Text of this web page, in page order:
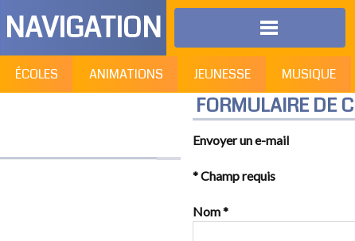
NAVIGATION
ÉCOLES ANIMATIONS JEUNESSE MUSIQUE
FORMULAIRE DE
Envoyer un e-mail
*Champ requis
Nom*